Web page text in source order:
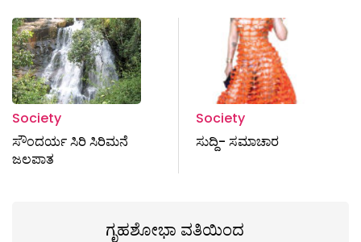
Society
ಸೌಂದರ್ಯ ಸಿರಿ ಸಿರಿಮನೆ
ಜಲಪಾತ
Society
ಸುದ್ದಿ- ಸಮಾಚಾರ
ಗೃಹಶೋಭಾ ವತಿಯಿಂದ